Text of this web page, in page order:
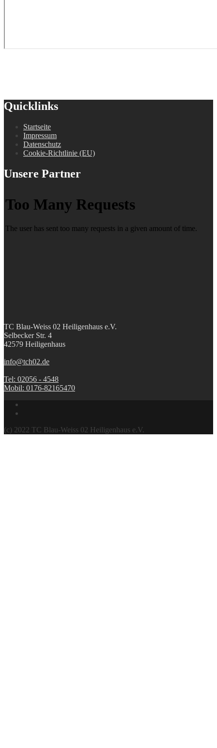
Quicklinks
Startseite
Impressum
Datenschutz
Cookie-Richtlinie (EU)
Unsere Partner
TC Blau-Weiss 02 Heiligenhaus e.V.
Selbecker Str. 4
42579 Heiligenhaus
info@tch02.de
Tel: 02056 - 4548
Mobil: 0176-82165470
(c) 2022 TC Blau-Weiss 02 Heiligenhaus e.V.